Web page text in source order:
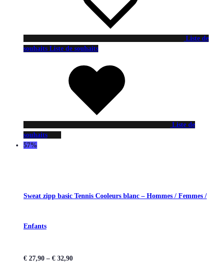
Liste de
souhaits Liste de souhaits
Liste de
souhaits
57%
Sweat zipp basic Tennis Cooleurs blanc – Hommes / Femmes /
Enfants
€ 27,90 – € 32,90